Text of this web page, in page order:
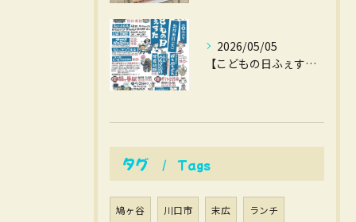
2026/05/05
【こどもの日ふぇすた】
タグ Tags
鳩ヶ谷 川口市 末広 ランチ